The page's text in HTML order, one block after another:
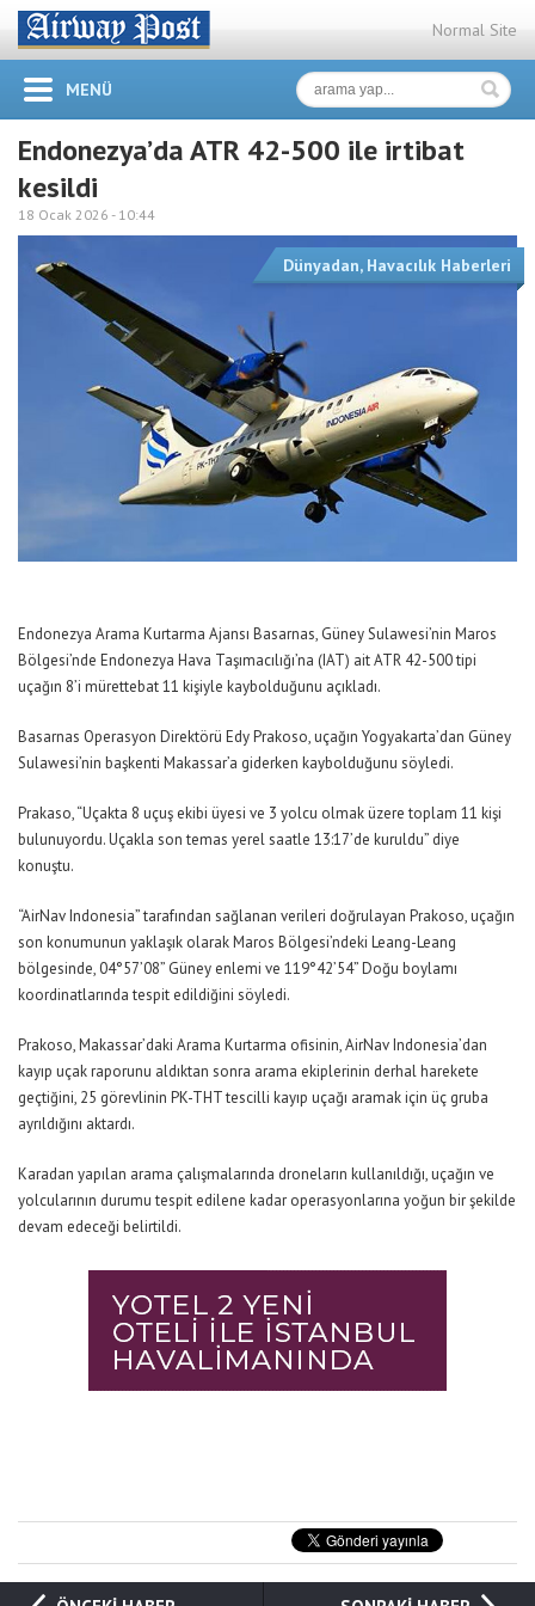
Normal Site
MENÜ
Endonezya’da ATR 42-500 ile irtibat
kesildi
18 Ocak 2026 - 10:44
Dünyadan, Havacılık Haberleri
Endonezya Arama Kurtarma Ajansı Basarnas, Güney Sulawesi’nin Maros
Bölgesi’nde Endonezya Hava Taşımacılığı’na (IAT) ait ATR 42-500 tipi
uçağın 8’i mürettebat 11 kişiyle kaybolduğunu açıkladı.
Basarnas Operasyon Direktörü Edy Prakoso, uçağın Yogyakarta’dan Güney
Sulawesi’nin başkenti Makassar’a giderken kaybolduğunu söyledi.
Prakaso,“Uçakta 8 uçuş ekibi üyesi ve 3 yolcu olmak üzere toplam 11 kişi
bulunuyordu. Uçakla son temas yerel saatle 13:17’de kuruldu” diye
konuştu.
“AirNav Indonesia” tarafından sağlanan verileri doğrulayan Prakoso, uçağın
son konumunun yaklaşık olarak Maros Bölgesi’ndeki Leang-Leang
bölgesinde, 04°57’08” Güney enlemi ve 119°42’54” Doğu boylamı
koordinatlarında tespit edildiğini söyledi.
Prakoso, Makassar’daki Arama Kurtarma ofisinin, AirNav Indonesia’dan
kayıp uçak raporunu aldıktan sonra arama ekiplerinin derhal harekete
geçtiğini, 25 görevlinin PK-THT tescilli kayıp uçağı aramak için üç gruba
ayrıldığını aktardı.
Karadan yapılan arama çalışmalarında droneların kullanıldığı, uçağın ve
yolcularının durumu tespit edilene kadar operasyonlarına yoğun bir şekilde
devam edeceği belirtildi.